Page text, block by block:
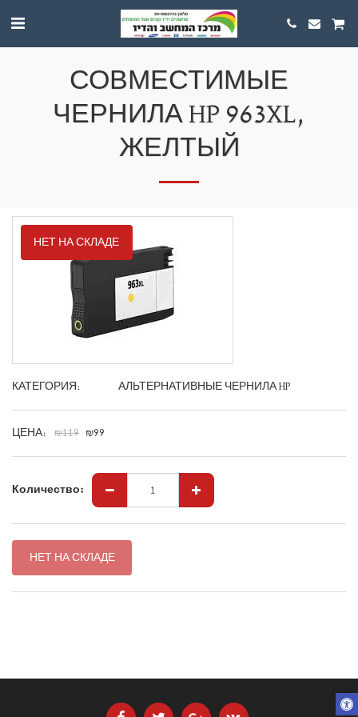
СОВМЕСТИМЫЕ
ЧЕРНИЛА HP 963XL,
ЖЕЛТЫЙ
НЕТ НА СКЛАДЕ
КАТЕГОРИЯ: АЛЬТЕРНАТИВНЫЕ ЧЕРНИЛА HP
ЦЕНА: ₪119 ₪99
Количество:
НЕТ НА СКЛАДЕ